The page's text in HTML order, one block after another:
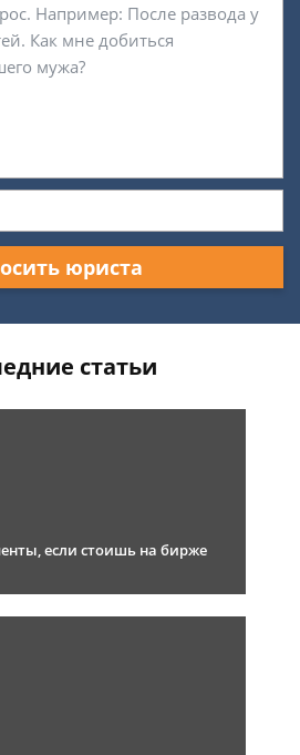
юриста
статьи
если стоишь на бирже